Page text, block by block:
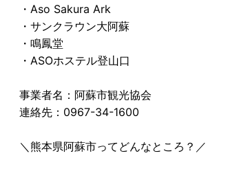
・Aso Sakura Ark
・サンクラウン大阿蘇
・鳴鳳堂
・ASOホステル登山口
事業者名：阿蘇市観光協会
連絡先：0967-34-1600
＼熊本県阿蘇市ってどんなところ？／